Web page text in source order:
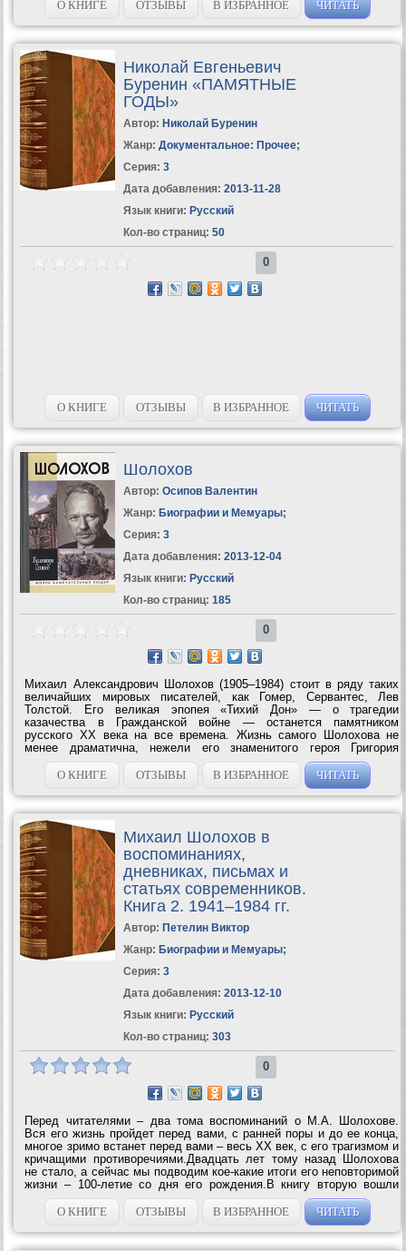
О КНИГЕ ОТЗЫВЫ В ИЗБРАННОЕ ЧИТАТЬ
Николай Евгеньевич
Буренин «ПАМЯТНЫЕ
ГОДЫ»
Автор: Николай Буренин
Жанр: Документальное: Прочее;
Серия: 3
Дата добавления: 2013-11-28
Язык книги: Русский
Кол-во страниц: 50
0
О КНИГЕ ОТЗЫВЫ В ИЗБРАННОЕ ЧИТАТЬ
Шолохов
Автор: Осипов Валентин
Жанр: Биографии и Мемуары;
Серия: 3
Дата добавления: 2013-12-04
Язык книги: Русский
Кол-во страниц: 185
0
Михаил Александрович Шолохов (1905–1984) стоит в ряду таких
величайших мировых писателей, как Гомер, Сервантес, Лев
Толстой. Его великая эпопея «Тихий Дон» — о трагедии
казачества в Гражданской войне — останется памятником
русского XX века на все времена. Жизнь самого Шолохова не
менее драматична, нежели его знаменитого героя Григория
Мелехова. Однако долгое время она находилась в тени его
официального статуса — главного советского...
О КНИГЕ ОТЗЫВЫ В ИЗБРАННОЕ ЧИТАТЬ
Михаил Шолохов в
воспоминаниях,
дневниках, письмах и
статьях современников.
Книга 2. 1941–1984 гг.
Автор: Петелин Виктор
Жанр: Биографии и Мемуары;
Серия: 3
Дата добавления: 2013-12-10
Язык книги: Русский
Кол-во страниц: 303
0
Перед читателями – два тома воспоминаний о М.А. Шолохове.
Вся его жизнь пройдет перед вами, с ранней поры и до ее конца,
многое зримо встанет перед вами – весь XX век, с его трагизмом и
кричащими противоречиями.Двадцать лет тому назад Шолохова
не стало, а сейчас мы подводим кое-какие итоги его неповторимой
жизни – 100-летие со дня его рождения.В книгу вторую вошли
статьи, воспоминания, дневники, письма и интервью
современников М.А....
О КНИГЕ ОТЗЫВЫ В ИЗБРАННОЕ ЧИТАТЬ